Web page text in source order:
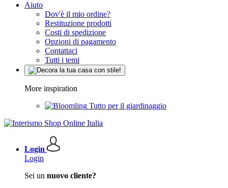
Aiuto
Dov'è il mio ordine?
Restituzione prodotti
Costi di spedizione
Opzioni di pagamento
Contattaci
Tutti i temi
More inspiration
Tutto per il giardinaggio
Login
Login
Sei un nuovo cliente?